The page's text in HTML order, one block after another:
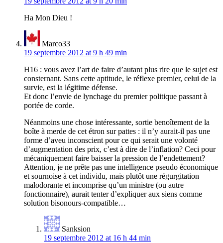
Ha Mon Dieu !
Marco33
19 septembre 2012 at 9 h 49 min
H16 : vous avez l’art de faire d’autant plus rire que le sujet est
consternant. Sans cette aptitude, le réflexe premier, celui de la
survie, est la légitime défense.
Et donc l’envie de lynchage du premier politique passant à
portée de corde.
Néanmoins une chose intéressante, sortie benoîtement de la
boîte à merde de cet étron sur pattes : il n’y aurait-il pas une
forme d’aveu inconscient pour ce qui serait une volonté
d’augmentation des prix, c’est à dire de l’inflation? Ceci pour
mécaniquement faire baisser la pression de l’endettement?
Attention, je ne prête pas une intelligence pseudo économique
et sournoise à cet individu, mais plutôt une régurgitation
malodorante et incomprise qu’un ministre (ou autre
fonctionnaire), aurait tenter d’expliquer aux siens comme
solution bisonours-compatible…
Sanksion
19 septembre 2012 at 16 h 44 min